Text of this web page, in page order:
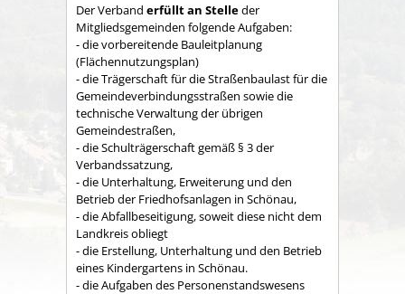
Der Verband erfüllt an Stelleder
Mitgliedsgemeinden folgende Aufgaben:
- die vorbereitende Bauleitplanung
(Flächennutzungsplan)
- die Trägerschaft für die Straßenbaulast für die
Gemeindeverbindungsstraßen sowie die
technische Verwaltung der übrigen
Gemeindestraßen,
- die Schulträgerschaft gemäß § 3 der
Verbandssatzung,
- die Unterhaltung, Erweiterung und den
Betrieb der Friedhofsanlagen in Schönau,
- die Abfallbeseitigung, soweit diese nicht dem
Land­kreis obliegt
- die Erstellung, Unterhaltung und den Betrieb
eines Kindergartens in Schönau.
- die Aufgaben des Personenstandswesens